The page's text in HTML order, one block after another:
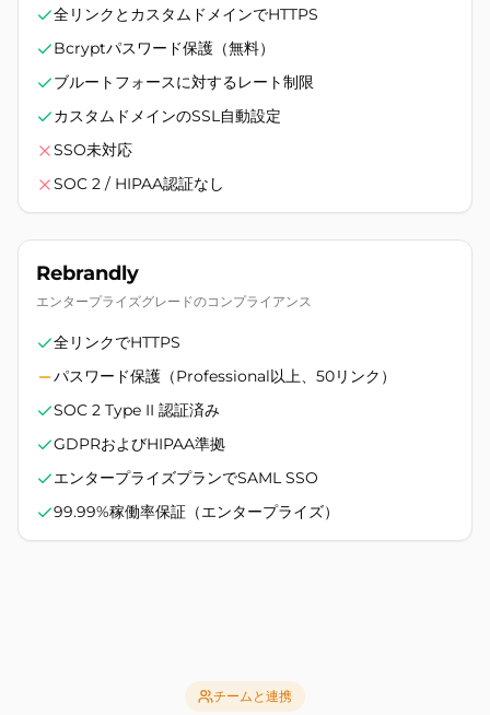
全リンクとカスタムドメインでHTTPS
Bcryptパスワード保護（無料）
ブルートフォースに対するレート制限
カスタムドメインのSSL自動設定
SSO未対応
SOC 2 / HIPAA認証なし
Rebrandly
エンタープライズグレードのコンプライアンス
全リンクでHTTPS
パスワード保護（Professional以上、50リンク）
SOC 2 Type II 認証済み
GDPRおよびHIPAA準拠
エンタープライズプランでSAML SSO
99.99%稼働率保証（エンタープライズ）
チームと連携